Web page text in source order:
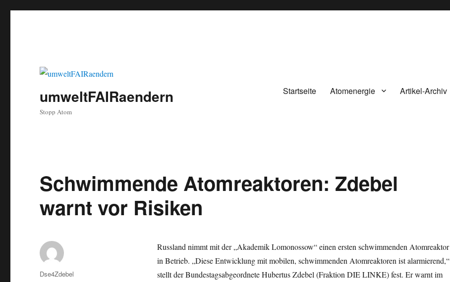
umweltFAIRaendern
Stopp Atom
Startseite Atomenergie Artikel-Archiv
Schwimmende Atomreaktoren: Zdebel
warnt vor Risiken
Russland nimmt mit der „Akademik Lomonossow“ einen ersten schwimmenden Atomreaktor
in Betrieb. „Diese Entwicklung mit mobilen, schwimmenden Atomreaktoren ist alarmierend,“
stellt der Bundestagsabgeordnete Hubertus Zdebel (Fraktion DIE LINKE) fest. Er warnt im
Autor
Dse4Zdebel